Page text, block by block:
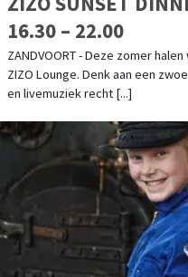
16.30 – 22.00
ZANDVOORT - Deze zomer
ZIZO Lounge. Denk aan een
en livemuziek recht [...]